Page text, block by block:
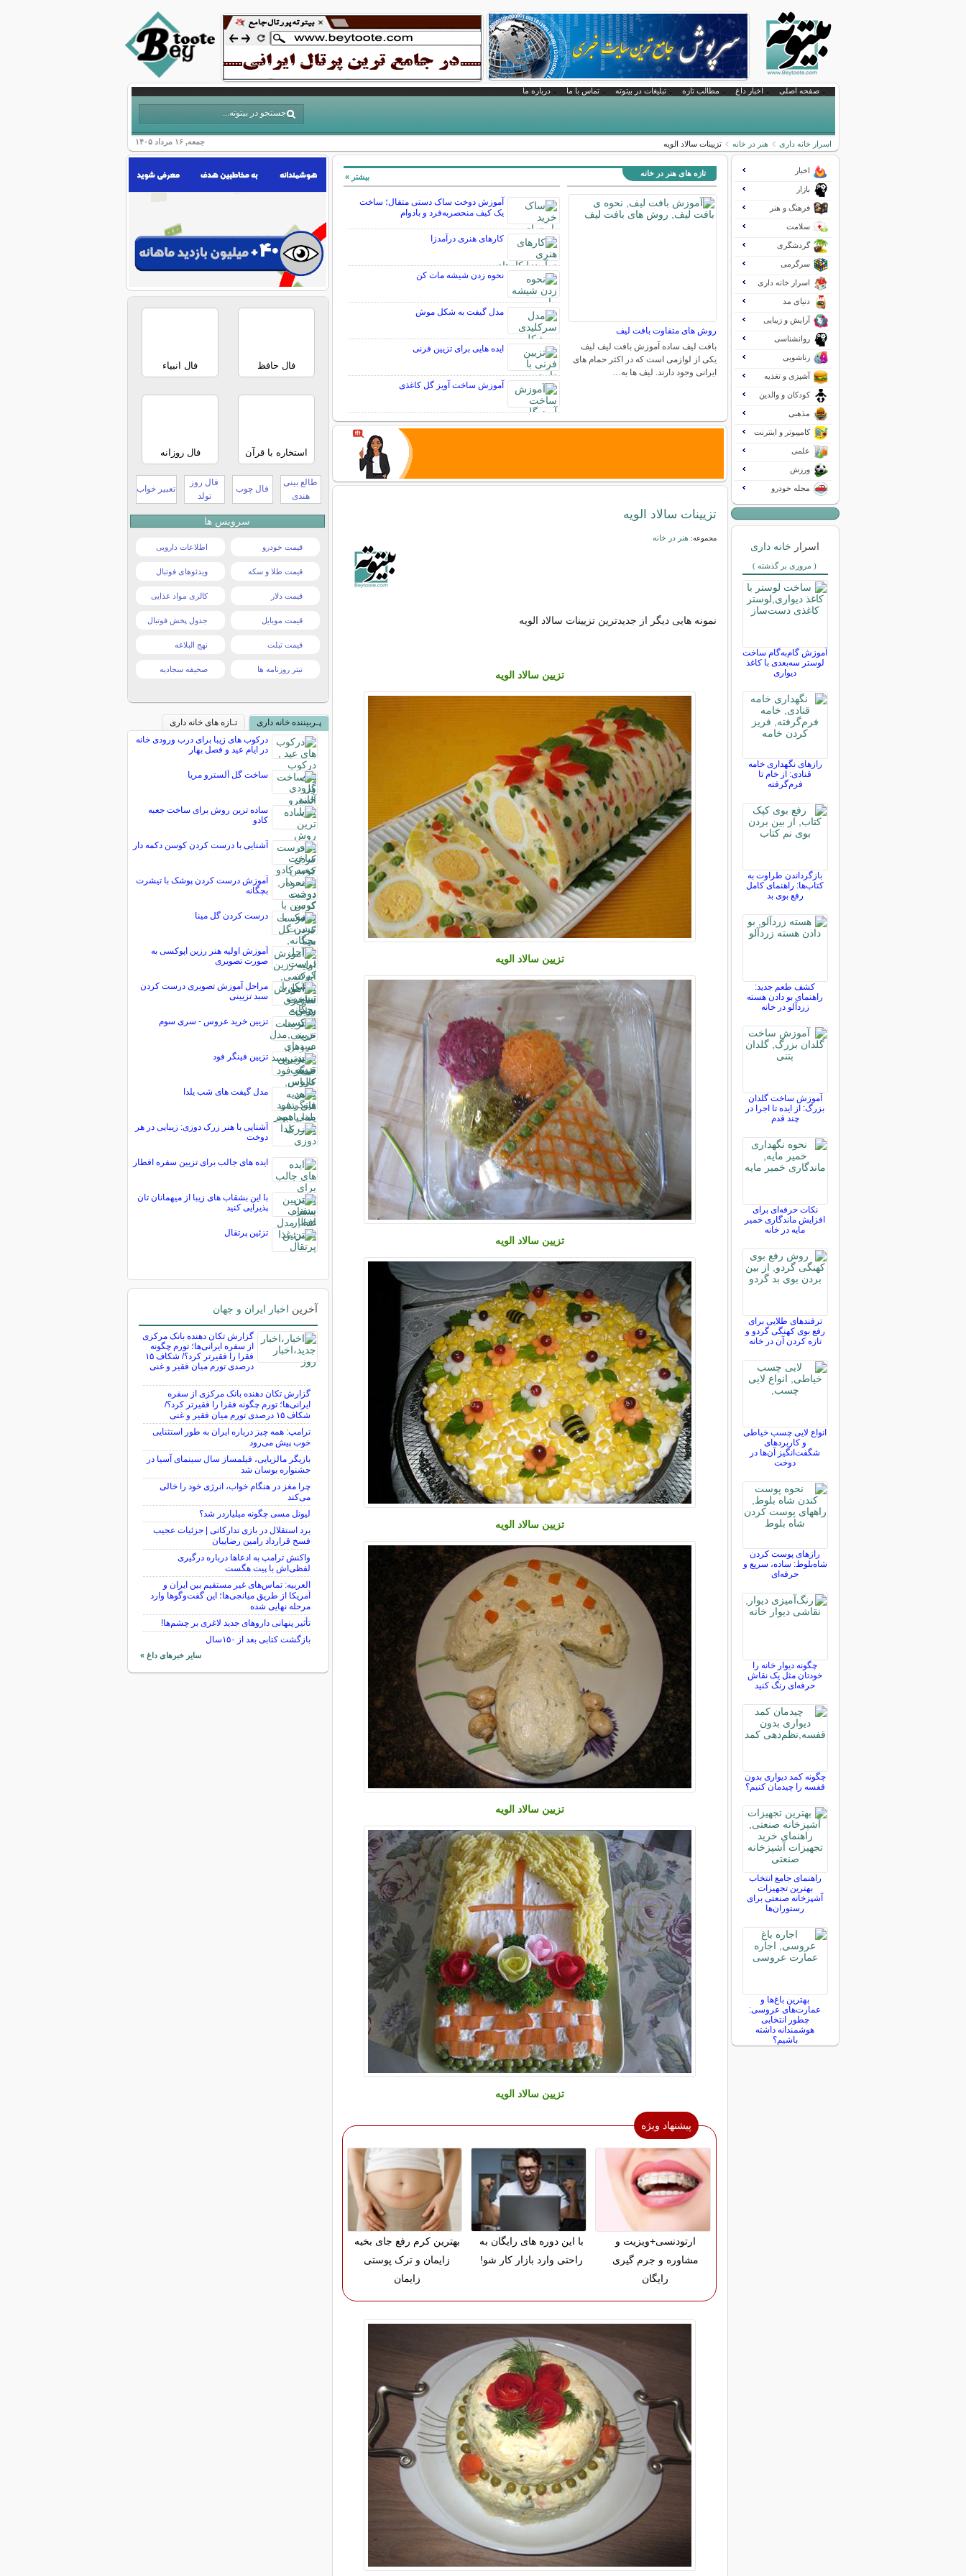
صفحه اصلی اخبار داغ مطالب تازه تبلیغات در بیتوته تماس با ما درباره ما
جمعه, ۱۶ مرداد ۱۴۰۵ اسرار خانه داری هنر در خانه تزیینات سالاد الویه
تازه های هنر در خانه
روش های متفاوت بافت لیف
بافت لیف ساده آموزش بافت لیف لیف
یکی از لوازمی است که در اکثر حمام های
ایرانی وجود دارند. لیف ها به…
آموزش دوخت ساک دستی متقال؛ ساخت
یک کیف منحصربه‌فرد و بادوام
کارهای هنری درآمدزا
نحوه زدن شیشه مات کن
مدل گیفت به شکل موش
ایده هایی برای تزیین فرنی
آموزش ساخت آویز گل کاغذی
بیشتر »
تزیینات سالاد الویه
مجموعه: هنر در خانه
نمونه هایی دیگر از جدیدترین تزیینات سالاد الویه
تزیین سالاد الویه
تزیین سالاد الویه
تزیین سالاد الویه
تزیین سالاد الویه
تزیین سالاد الویه
تزیین سالاد الویه
پیشنهاد ویژه
ارتودنسی+ویزیت و
مشاوره و جرم گیری
رایگان
با این دوره های رایگان به
راحتی وارد بازار کار شو!
بهترین کرم رفع جای بخیه
زایمان و ترک پوستی
زایمان
اخبار
بازار
فرهنگ و هنر
سلامت
گردشگری
سرگرمی
اسرار خانه داری
دنیای مد
آرایش و زیبایی
روانشناسی
زناشویی
آشپزی و تغذیه
کودکان و والدین
مذهبی
کامپیوتر و اینترنت
علمی
ورزش
مجله خودرو
اسرار خانه داری
( مروری بر گذشته )
آموزش گام‌به‌گام ساخت
لوستر سه‌بعدی با کاغذ
دیواری
رازهای نگهداری خامه
قنادی: از خام تا
فرم‌گرفته
بازگرداندن طراوت به
کتاب‌ها: راهنمای کامل
رفع بوی بد
کشف طعم جدید:
راهنمای بو دادن هسته
زردآلو در خانه
آموزش ساخت گلدان
بزرگ: از ایده تا اجرا در
چند قدم
نکات حرفه‌ای برای
افزایش ماندگاری خمیر
مایه در خانه
ترفندهای طلایی برای
رفع بوی کهنگی گردو و
تازه کردن آن در خانه
انواع لایی چسب خیاطی
و کاربردهای
شگفت‌انگیز آن‌ها در
دوخت
رازهای پوست کردن
شاه‌بلوط: ساده، سریع و
حرفه‌ای
چگونه دیوار خانه را
خودتان مثل یک نقاش
حرفه‌ای رنگ کنید
چگونه کمد دیواری بدون
قفسه را چیدمان کنیم؟
راهنمای جامع انتخاب
بهترین تجهیزات
آشپزخانه صنعتی برای
رستوران‌ها
بهترین باغ‌ها و
عمارت‌های عروسی:
چطور انتخابی
هوشمندانه داشته
باشیم؟
فال حافظ فال انبیاء
استخاره با قرآن فال روزانه
طالع بینی
هندی
فال چوب
فال روز
تولد
تعبیر خواب
سرویس ها
قیمت خودرو اطلاعات دارویی
قیمت طلا و سکه ویدئوهای فوتبال
قیمت دلار کالری مواد غذایی
قیمت موبایل جدول پخش فوتبال
قیمت تبلت نهج البلاغه
تیتر روزنامه ها صحیفه سجادیه
پـربیننده خانه داری
تـازه های خانه داری
درکوب های زیبا برای درب ورودی خانه
در ایام عید و فصل بهار
ساخت گل آلسترو مریا
ساده ترین روش برای ساخت جعبه
کادو
آشنایی با درست کردن کوسن دکمه دار
آموزش درست کردن پوشک با تیشرت
بچگانه
درست کردن گل مینا
آموزش اولیه هنر رزین اپوکسی به
صورت تصویری
مراحل آموزش تصویری درست کردن
سبد تزیینی
تزیین خرید عروس - سری سوم
تزیین فینگر فود
مدل گیفت های شب یلدا
آشنایی با هنر زرک دوزی: زیبایی در هر
دوخت
ایده های جالب برای تزیین سفره افطار
با این بشقاب های زیبا از میهمانان تان
پذیرایی کنید
تزئین پرتقال
آخرین اخبار ایران و جهان
گزارش تکان‌ دهنده بانک مرکزی
از سفره ایرانی‌ها؛ تورم چگونه
فقرا را فقیرتر کرد؟/ شکاف ۱۵
درصدی تورم میان فقیر و غنی
گزارش تکان‌ دهنده بانک مرکزی از سفره
ایرانی‌ها؛ تورم چگونه فقرا را فقیرتر کرد؟/
شکاف ۱۵ درصدی تورم میان فقیر و غنی
ترامپ: همه چیز درباره ایران به طور استثنایی
خوب پیش می‌رود
بازیگر مالزیایی، فیلمساز سال سینمای آسیا در
جشنواره بوسان شد
چرا مغز در هنگام خواب، انرژی خود را خالی
می‌کند
لیونل مسی چگونه میلیاردر شد؟
برد استقلال در بازی تدارکاتی | جزئیات عجیب
فسخ قرارداد رامین رضاییان
واکنش ترامپ به ادعاها درباره درگیری
لفظی‌اش با پیت هگست
العربیه: تماس‌های غیر مستقیم بین ایران و
آمریکا از طریق میانجی‌ها؛ این گفت‌و‌گو‌ها وارد
مرحله نهایی شده
تأثیر پنهانی داروهای جدید لاغری بر چشم‌ها!
بازگشت کتابی بعد از ۱۵۰سال
سایر خبرهای داغ »